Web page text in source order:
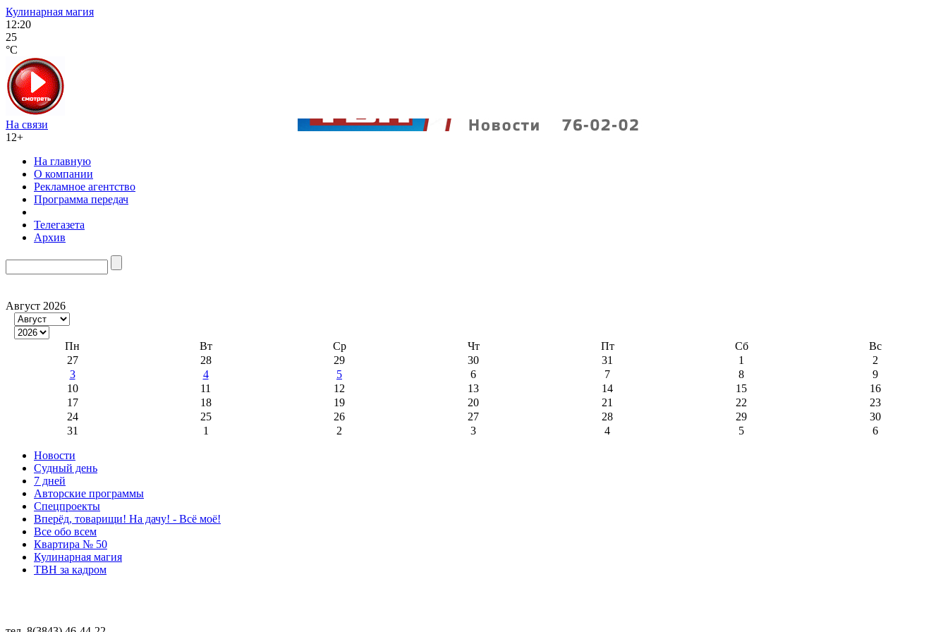
Кулинарная магия
12:20
25
°C
На связи
12+
На главную
О компании
Рекламное агентство
Программа передач
Телегазета
Архив
Август 2026
Пн Вт Ср Чт Пт Сб
Вс
27
28 29 30 31 1
2
3
4 5 6 7 8
9
10
11 12 13 14 15
16
17
18 19 20 21 22
23
24
25 26 27 28 29
30
31
1 2 3 4 5 6
Новости
Судный день
7 дней
Авторские программы
Спецпроекты
Вперёд, товарищи! На дачу! - Всё моё!
Все обо всем
Квартира № 50
Кулинарная магия
ТВН за кадром